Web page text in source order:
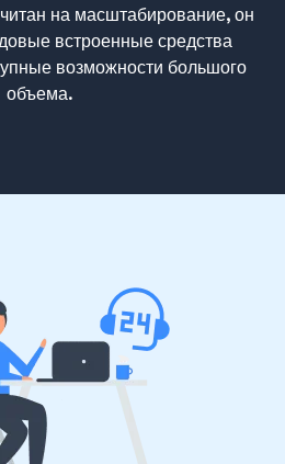
на масштабирование, он
встроенные средства
возможности большого
объема.